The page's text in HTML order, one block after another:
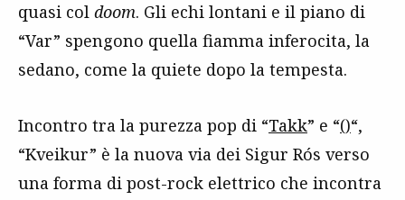
quasi col doom. Gli echi lontani e il piano di
“Var” spengono quella fiamma inferocita, la
sedano, come la quiete dopo la tempesta.
Incontro tra la purezza pop di “Takk” e “()“,
“Kveikur” è la nuova via dei Sigur Rós verso
una forma di post-rock elettrico che incontra